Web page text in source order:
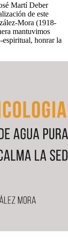
Martí Deber
de este
Mora (1918-
mantuvimos
honrar la